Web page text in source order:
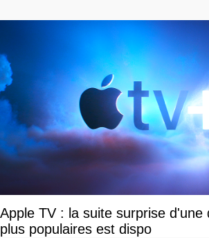
Apple TV : la suite surprise d'une
plus populaires est dispo